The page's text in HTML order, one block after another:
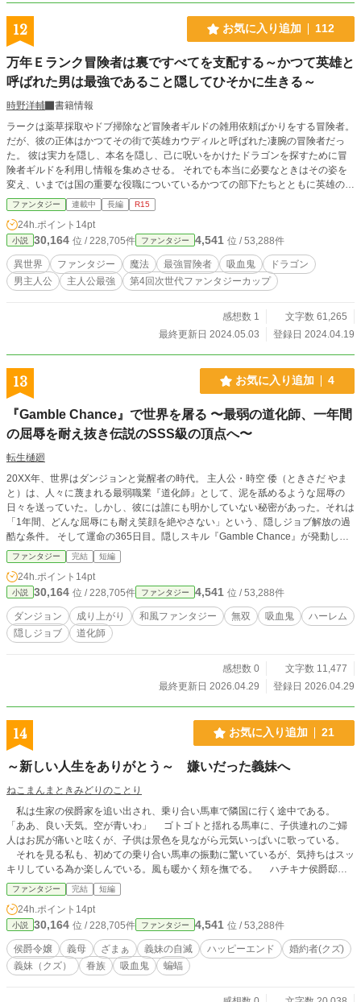
き方、それぞれの愛の形を尊重しています。 ※この作品は性
的な描写は少ないものの、成人男性と少女の恋愛要素を含み
12 お気に入り追加 112
万年Ｅランク冒険者は裏ですべてを支配する～かつて英雄と
呼ばれた男は最強であること隠してひそかに生きる～
時野洋輔
書籍情報
ラークは薬草採取やドブ掃除など冒険者ギルドの雑用依頼ばかりをする冒険者。
だが、彼の正体はかつてその街で英雄カウディルと呼ばれた凄腕の冒険者だっ
た。 彼は実力を隠し、本名を隠し、己に呪いをかけたドラゴンを探すために冒
険者ギルドを利用し情報を集めさせる。 それでも本当に必要なときはその姿を
変え、いまでは国の重要な役職についているかつての部下たちとともに英雄の亡
霊として人々を救う行動に出る。
ファンタジー 連載中 長編 R15
24h.ポイント 14pt
小説 30,164 位 / 228,705件 ファンタジー 4,541 位 / 53,288件
異世界 ファンタジー 魔法 最強冒険者 吸血鬼
ドラゴン
男主人公
主人公最強 第4回次世代ファンタジーカップ
感想数 1
文字数 61,265
最終更新日 2024.05.03
登録日 2024.04.19
13 お気に入り追加 4
『Gamble Chance』で世界を屠る 〜最弱の道化師、一年間
の屈辱を耐え抜き伝説のSSS級の頂点へ〜
転生樋廻
20XX年、世界はダンジョンと覚醒者の時代。 主人公・時空 倭（ときさだ やま
と）は、人々に蔑まれる最弱職業『道化師』として、泥を舐めるような屈辱の
日々を送っていた。しかし、彼には誰にも明かしていない秘密があった。それは
「1年間、どんな屈辱にも耐え笑顔を絶やさない」という、隠しジョブ解放の過
酷な条件。 そして運命の365日目。隠しスキル『Gamble Chance』が発動し、
倭は伝説の職業『倭人』を超越した、世界を揺るがす『残虐ナ愛合紅血道化倭
人』へと覚醒を遂げる。 漆黒の翼を広げ、聖魔を宿した日本刀と扇を手に、倭
は自分を信じ続けてくれた美香たち美少女チームと共に、世界の理を書き換え
る。
ファンタジー 完結 短編
24h.ポイント 14pt
小説 30,164 位 / 228,705件 ファンタジー 4,541 位 / 53,288件
ダンジョン 成り上がり 和風ファンタジー 無双 吸血鬼
ハーレム
隠しジョブ
道化師
感想数 0
文字数 11,477
最終更新日 2026.04.29
登録日 2026.04.29
14 お気に入り追加 21
～新しい人生をありがとう～ 嫌いだった義妹へ
ねこまんまときみどりのことり
私は生家の侯爵家を追い出され、乗り合い馬車で隣国に行く途中である。
「ああ、良い天気。空が青いわ」 ゴトゴトと揺れる馬車に、子供連れのご婦
人はお尻が痛いと呟くが、子供は景色を見ながら元気いっぱいに歌っている。
それを見る私も、初めての乗り合い馬車の振動に驚いているが、気持ちはスッ
キリしている為か楽しんでいる。風も暖かく頬を撫でる。 ハチキナ侯爵邸の
物置部屋で、使用人に交じって掃除をしていた時とは雲泥の差である。たくさん
の使用人もいるのに、私にもそれを強いていたのだ。 「お義姉さま、まだ此処
の床汚れてましてよ。これじゃあ夕食をあげられないわよ」 わざとバケツを
蹴飛ばして、掃除後を汚す義妹のギルモア。 「本当屑ねえ。チャチャと遣って
ちょうだい。旦那様が戻るわよ！」 見ていた癖に嫌みを言う義母ユネジュ
ー。 私の名前は、サフラン・ハチキナ。 母が亡くなってから、父の愛人家
族が侯爵家に乗り込んできた。 (小説家になろうさん、カクヨムさんにも載せて
ファンタジー 完結 短編
24h.ポイント 14pt
小説 30,164 位 / 228,705件 ファンタジー 4,541 位 / 53,288件
侯爵令嬢 義母 ざまぁ 義妹の自滅 ハッピーエンド
婚約者(クズ)
義妹（クズ）
眷族 吸血鬼 蝙蝠